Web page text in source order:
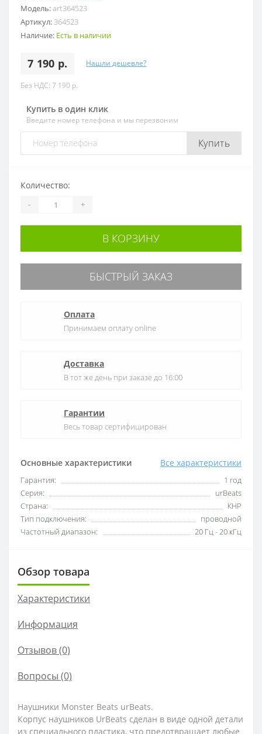
Модель: art364523
Артикул: 364523
Наличие: Есть в наличии
7 190 р. Нашли дешевле?
Без НДС: 7 190 р.
Купить в один клик
Введите номер телефона и мы перезвоним
Купить
Основные характеристики Все характеристики
Гарантия:
1 год
Серия:
urBeats
Страна:
КНР
Тип подключения:
проводной
Частотный диапазон:
20 Гц - 20 кГц
Количество:
- +
В КОРЗИНУ
БЫСТРЫЙ ЗАКАЗ
Оплата
Принимаем оплату online
Доставка
В тот же день при заказе до 16:00
Гарантии
Весь товар сертифицирован
Обзор товара
Характеристики
Информация
Отзывов (0)
Вопросы (0)
Наушники Monster Beats urBeats.
Корпус наушников UrBeats сделан в виде одной детали
из специального пластика, что предотвращает любые